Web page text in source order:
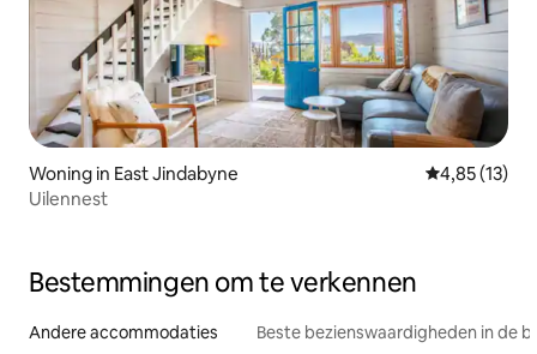
Woning in East Jindabyne Gemiddelde
4,85 (13)
Uilennest
Bestemmingen om te verkennen
Andere accommodaties Beste bezienswaardigheden in de